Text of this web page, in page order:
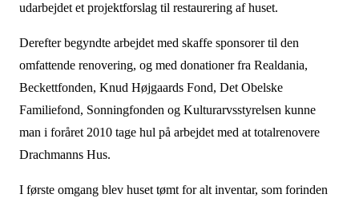
udarbejdet et projektforslag til restaurering af huset.
Derefter begyndte arbejdet med skaffe sponsorer til den
omfattende renovering, og med donationer fra Realdania,
Beckettfonden, Knud Højgaards Fond, Det Obelske
Familiefond, Sonningfonden og Kulturarvsstyrelsen kunne
man i foråret 2010 tage hul på arbejdet med at totalrenovere
Drachmanns Hus.
I første omgang blev huset tømt for alt inventar, som forinden